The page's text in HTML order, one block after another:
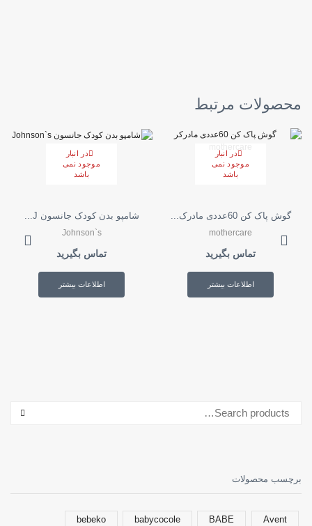
محصولات مرتبط
در انبار
موجود نمی
باشد
گوش پاک کن 60عددی مادرک...
mothercare
تماس بگیرید
اطلاعات بیشتر
در انبار
موجود نمی
باشد
شامپو بدن کودک جانسون J...
Johnson`s
تماس بگیرید
اطلاعات بیشتر
جستجو برای:
برچسب محصولات
Avent
BABE
babycocole
bebeko